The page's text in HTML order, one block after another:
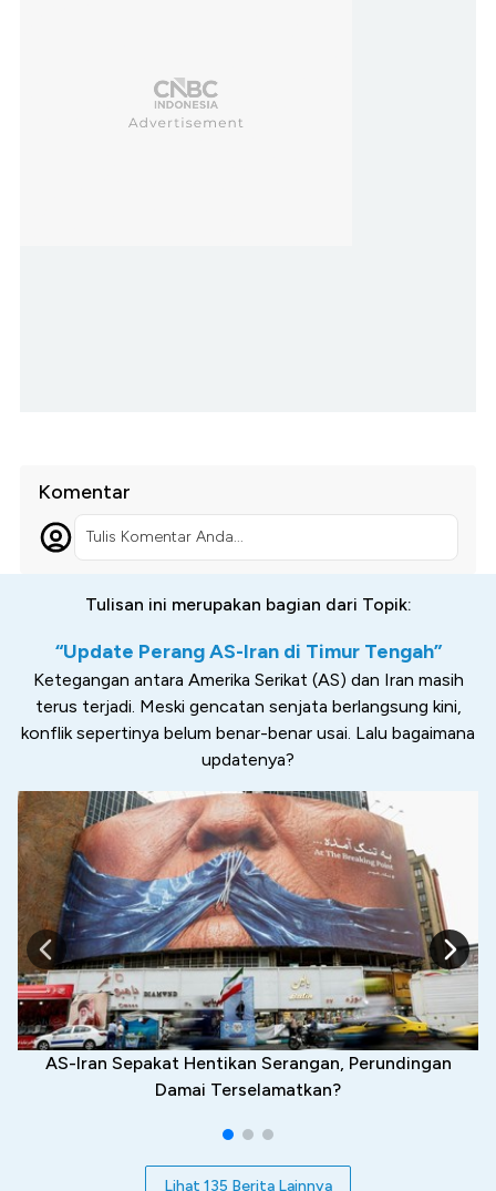
Komentar
Tulis Komentar Anda...
Tulisan ini merupakan bagian dari Topik:
“Update Perang AS-Iran di Timur Tengah”
Ketegangan antara Amerika Serikat (AS) dan Iran masih
terus terjadi. Meski gencatan senjata berlangsung kini,
konflik sepertinya belum benar-benar usai. Lalu bagaimana
updatenya?
AS-Iran Sepakat Hentikan Serangan, Perundingan
Damai Terselamatkan?
Lihat 135 Berita Lainnya